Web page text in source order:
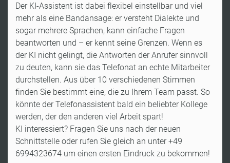
Der KI-Assistent ist dabei flexibel einstellbar und viel
mehr als eine Bandansage: er versteht Dialekte und
sogar mehrere Sprachen, kann einfache Fragen
beantworten und – er kennt seine Grenzen. Wenn es
der KI nicht gelingt, die Antworten der Anrufer sinnvoll
zu deuten, kann sie das Telefonat an echte Mitarbeiter
durchstellen. Aus über 10 verschiedenen Stimmen
finden Sie bestimmt eine, die zu Ihrem Team passt. So
könnte der Telefonassistent bald ein beliebter Kollege
werden, der den anderen viel Arbeit spart!
KI interessiert? Fragen Sie uns nach der neuen
Schnittstelle oder rufen Sie gleich an unter +49
6994323674 um einen ersten Eindruck zu bekommen!